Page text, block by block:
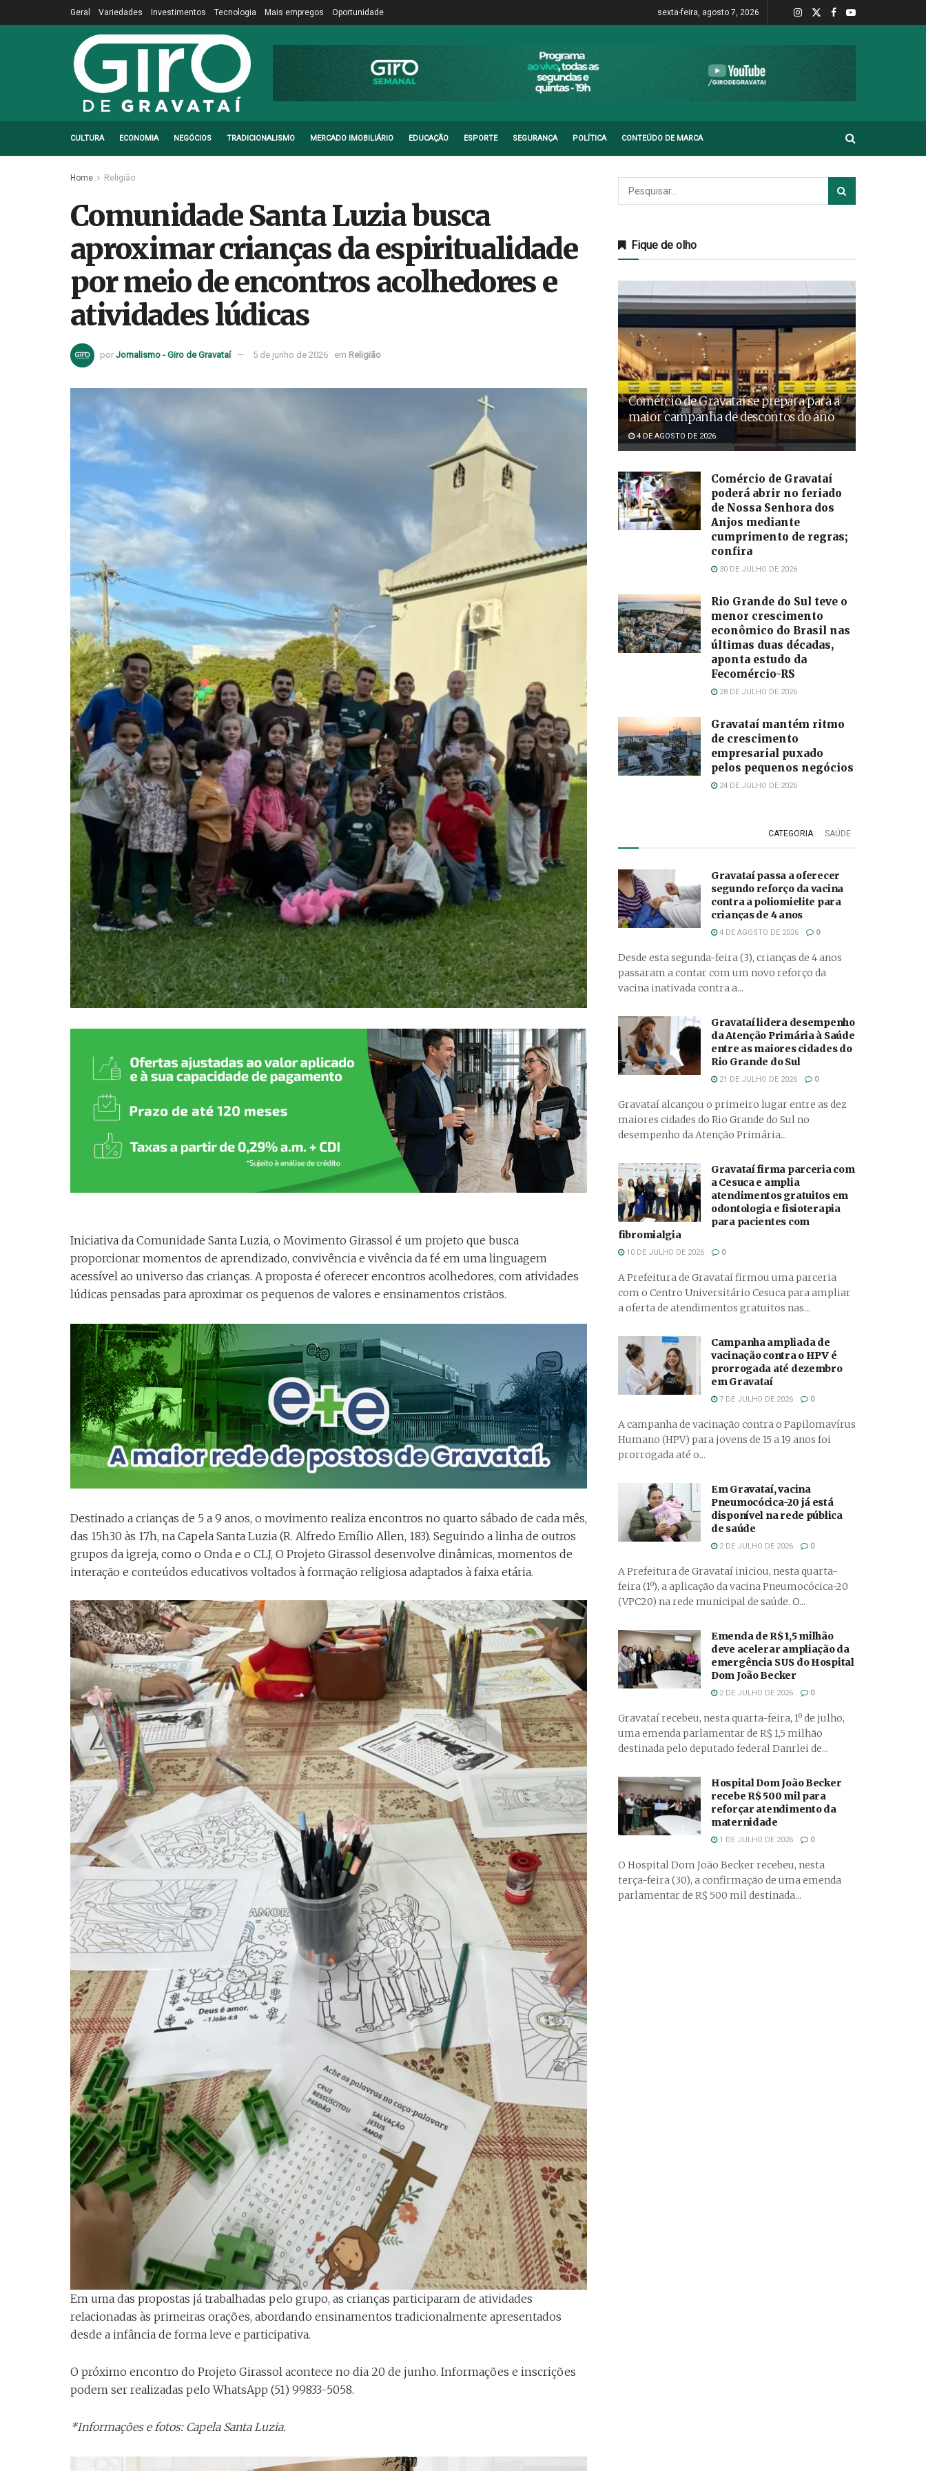
Geral Variedades Investimentos Tecnologia Mais empregos Oportunidade sexta-feira, agosto 7, 2026
CULTURA ECONOMIA NEGÓCIOS TRADICIONALISMO MERCADO IMOBILIÁRIO EDUCAÇÃO ESPORTE SEGURANÇA POLÍTICA CONTEÚDO DE MARCA
Home Religião
Comunidade Santa Luzia busca
aproximar crianças da espiritualidade
por meio de encontros acolhedores e
atividades lúdicas
por Jornalismo - Giro de Gravataí 5 de junho de 2026 em Religião
Iniciativa da Comunidade Santa Luzia, o Movimento Girassol é um projeto que busca
proporcionar momentos de aprendizado, convivência e vivência da fé em uma linguagem
acessível ao universo das crianças. A proposta é oferecer encontros acolhedores, com atividades
lúdicas pensadas para aproximar os pequenos de valores e ensinamentos cristãos.
Destinado a crianças de 5 a 9 anos, o movimento realiza encontros no quarto sábado de cada mês,
das 15h30 às 17h, na Capela Santa Luzia (R. Alfredo Emílio Allen, 183). Seguindo a linha de outros
grupos da igreja, como o Onda e o CLJ, O Projeto Girassol desenvolve dinâmicas, momentos de
interação e conteúdos educativos voltados à formação religiosa adaptados à faixa etária.
Em uma das propostas já trabalhadas pelo grupo, as crianças participaram de atividades
relacionadas às primeiras orações, abordando ensinamentos tradicionalmente apresentados
desde a infância de forma leve e participativa.
O próximo encontro do Projeto Girassol acontece no dia 20 de junho. Informações e inscrições
podem ser realizadas pelo WhatsApp (51) 99833-5058.
*Informações e fotos: Capela Santa Luzia.
Fique de olho
Comércio de Gravataí se prepara para a
maior campanha de descontos do ano
4 DE AGOSTO DE 2026
Comércio de Gravataí
poderá abrir no feriado
de Nossa Senhora dos
Anjos mediante
cumprimento de regras;
confira
30 DE JULHO DE 2026
Rio Grande do Sul teve o
menor crescimento
econômico do Brasil nas
últimas duas décadas,
aponta estudo da
Fecomércio-RS
28 DE JULHO DE 2026
Gravataí mantém ritmo
de crescimento
empresarial puxado
pelos pequenos negócios
24 DE JULHO DE 2026
CATEGORIA: SAÚDE
Gravataí passa a oferecer
segundo reforço da vacina
contra a poliomielite para
crianças de 4 anos
4 DE AGOSTO DE 2026 0
Desde esta segunda-feira (3), crianças de 4 anos
passaram a contar com um novo reforço da
vacina inativada contra a...
Gravataí lidera desempenho
da Atenção Primária à Saúde
entre as maiores cidades do
Rio Grande do Sul
21 DE JULHO DE 2026 0
Gravataí alcançou o primeiro lugar entre as dez
maiores cidades do Rio Grande do Sul no
desempenho da Atenção Primária...
Gravataí firma parceria com
a Cesuca e amplia
atendimentos gratuitos em
odontologia e fisioterapia
para pacientes com
fibromialgia
10 DE JULHO DE 2026 0
A Prefeitura de Gravataí firmou uma parceria
com o Centro Universitário Cesuca para ampliar
a oferta de atendimentos gratuitos nas...
Campanha ampliada de
vacinação contra o HPV é
prorrogada até dezembro
em Gravataí
7 DE JULHO DE 2026 0
A campanha de vacinação contra o Papilomavírus
Humano (HPV) para jovens de 15 a 19 anos foi
prorrogada até o...
Em Gravataí, vacina
Pneumocócica-20 já está
disponível na rede pública
de saúde
2 DE JULHO DE 2026 0
A Prefeitura de Gravataí iniciou, nesta quarta-
feira (1º), a aplicação da vacina Pneumocócica-20
(VPC20) na rede municipal de saúde. O...
Emenda de R$ 1,5 milhão
deve acelerar ampliação da
emergência SUS do Hospital
Dom João Becker
2 DE JULHO DE 2026 0
Gravataí recebeu, nesta quarta-feira, 1º de julho,
uma emenda parlamentar de R$ 1,5 milhão
destinada pelo deputado federal Danrlei de...
Hospital Dom João Becker
recebe R$ 500 mil para
reforçar atendimento da
maternidade
1 DE JULHO DE 2026 0
O Hospital Dom João Becker recebeu, nesta
terça-feira (30), a confirmação de uma emenda
parlamentar de R$ 500 mil destinada...